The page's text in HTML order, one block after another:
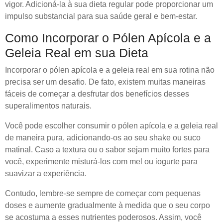
vigor. Adicioná-la à sua dieta regular pode proporcionar um
impulso substancial para sua saúde geral e bem-estar.
Como Incorporar o Pólen Apícola e a
Geleia Real em sua Dieta
Incorporar o pólen apícola e a geleia real em sua rotina não
precisa ser um desafio. De fato, existem muitas maneiras
fáceis de começar a desfrutar dos benefícios desses
superalimentos naturais.
Você pode escolher consumir o pólen apícola e a geleia real
de maneira pura, adicionando-os ao seu shake ou suco
matinal. Caso a textura ou o sabor sejam muito fortes para
você, experimente misturá-los com mel ou iogurte para
suavizar a experiência.
Contudo, lembre-se sempre de começar com pequenas
doses e aumente gradualmente à medida que o seu corpo
se acostuma a esses nutrientes poderosos. Assim, você